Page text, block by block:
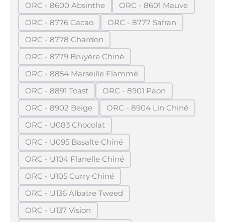
ORC - 8600 Absinthe
(Diese Option ist zurzeit nicht verfügbar.)
ORC - 8601 Mauve
(Diese Option ist
ORC - 8776 Cacao
(Diese Option ist zurzeit nicht verfügbar.)
ORC - 8777 Safran
(Diese Option ist zurzeit
ORC - 8778 Chardon
(Diese Option ist zurzeit nicht verfügbar.)
ORC - 8779 Bruyére Chiné
(Diese Option ist zurzeit nicht verfügbar.)
ORC - 8854 Marseille Flammé
(Diese Option ist zurzeit nicht verfügbar.)
ORC - 8891 Toast
(Diese Option ist zurzeit nicht verfügbar.)
ORC - 8901 Paon
(Diese Option ist zurzeit
ORC - 8902 Beige
(Diese Option ist zurzeit nicht verfügbar.)
ORC - 8904 Lin Chiné
(Diese Option ist
ORC - U083 Chocolat
(Diese Option ist zurzeit nicht verfügbar.)
ORC - U095 Basalte Chiné
(Diese Option ist zurzeit nicht verfügbar.)
ORC - U104 Flanelle Chiné
(Diese Option ist zurzeit nicht verfügbar.)
ORC - U105 Curry Chiné
(Diese Option ist zurzeit nicht verfügbar.)
ORC - U136 Albatre Tweed
(Diese Option ist zurzeit nicht verfügbar.)
ORC - U137 Vision
(Diese Option ist zurzeit nicht verfügbar.)